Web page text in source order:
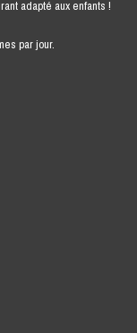
adapté aux enfants !
par jour.